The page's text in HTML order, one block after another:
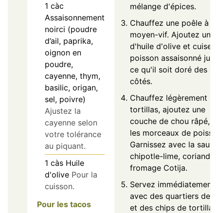
1 càc
Assaisonnement
noirci (poudre
d’ail, paprika,
oignon en
poudre,
cayenne, thym,
basilic, origan,
sel, poivre)
Ajustez la
cayenne selon
votre tolérance
au piquant.
1 càs Huile
d'olive Pour la
cuisson.
Pour les tacos
mélange d'épices.
Chauffez une poêle à
moyen-vif. Ajoutez un
d'huile d'olive et cuisez
poisson assaisonné
ce qu'il soit doré des
côtés.
Chauffez légèrement
tortillas, ajoutez une
couche de chou râpé,
les morceaux de
Garnissez avec la sauce
chipotle-lime,
fromage Cotija.
Servez immédiatement
avec des quartiers de
et des chips de tortilla.